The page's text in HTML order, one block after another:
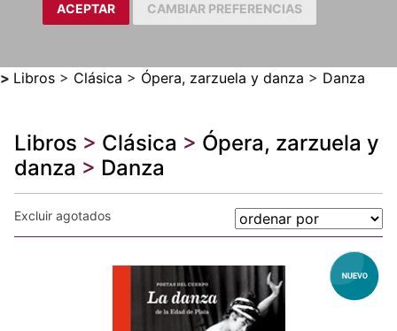
ACEPTAR CAMBIAR PREFERENCIAS
> Libros > Clásica > Ópera, zarzuela y danza > Danza
Libros > Clásica > Ópera, zarzuela y
danza > Danza
Excluir agotados